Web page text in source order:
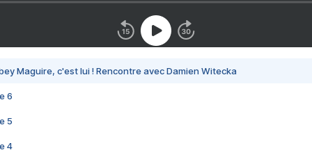
Maguire, c'est lui ! Rencontre avec Damien Witecka
6
5
4